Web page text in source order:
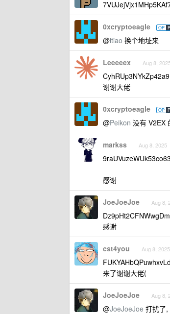
0xcryptoeagle OP
@itiao 换个地址来
Leeeeex Aug 8,
谢谢大佬
0xcryptoeagle OP
@Peikon 没有 V2EX
markss Aug 8, 2025
感谢
JoeJoeJoe Aug 8,
感谢
cst4you Aug 8, 2025
来了谢谢大佬(
JoeJoeJoe Aug 8,
@JoeJoeJoe 打扰了,